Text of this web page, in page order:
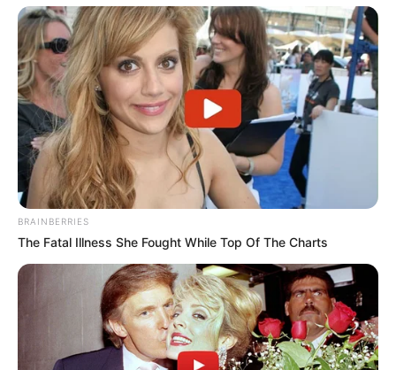
BRAINBERRIES
The Fatal Illness She Fought While Top Of The Charts